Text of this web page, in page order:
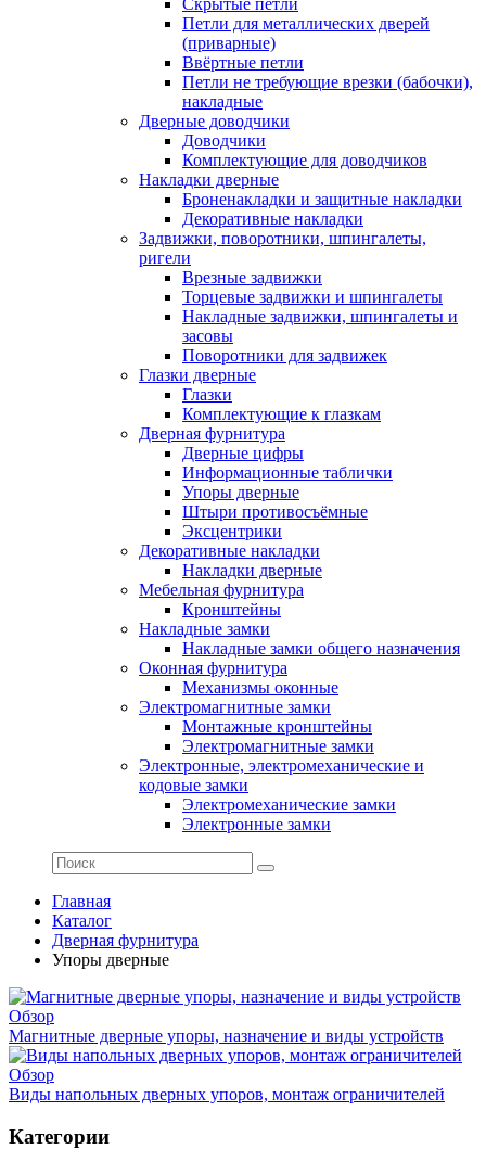
Скрытые петли
Петли для металлических дверей
(приварные)
Ввёртные петли
Петли не требующие врезки (бабочки),
накладные
Дверные доводчики
Доводчики
Комплектующие для доводчиков
Накладки дверные
Броненакладки и защитные накладки
Декоративные накладки
Задвижки, поворотники, шпингалеты,
ригели
Врезные задвижки
Торцевые задвижки и шпингалеты
Накладные задвижки, шпингалеты и
засовы
Поворотники для задвижек
Глазки дверные
Глазки
Комплектующие к глазкам
Дверная фурнитура
Дверные цифры
Информационные таблички
Упоры дверные
Штыри противосъёмные
Эксцентрики
Декоративные накладки
Накладки дверные
Мебельная фурнитура
Кронштейны
Накладные замки
Накладные замки общего назначения
Оконная фурнитура
Механизмы оконные
Электромагнитные замки
Монтажные кронштейны
Электромагнитные замки
Электронные, электромеханические и
кодовые замки
Электромеханические замки
Электронные замки
Главная
Каталог
Дверная фурнитура
Упоры дверные
Обзор
Магнитные дверные упоры, назначение и виды устройств
Обзор
Виды напольных дверных упоров, монтаж ограничителей
Категории